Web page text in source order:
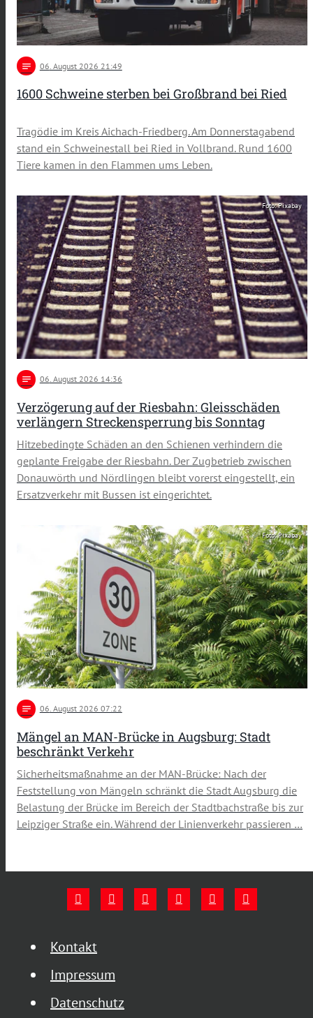
notes 06 . August 2026 21:49
1600 Schweine sterben bei Großbrand bei Ried
Tragödie im Kreis Aichach-Friedberg. Am Donnerstagabend
stand ein Schweinestall bei Ried in Vollbrand. Rund 1600
Tiere kamen in den Flammen ums Leben.
Foto: Pixabay
notes 06. August 2026 14:36
Verzögerung auf der Riesbahn: Gleisschäden
verlängern Streckensperrung bis Sonntag
Hitzebedingte Schäden an den Schienen verhindern die
geplante Freigabe der Riesbahn. Der Zugbetrieb zwischen
Donauwörth und Nördlingen bleibt vorerst eingestellt, ein
Ersatzverkehr mit Bussen ist eingerichtet.
Foto: Pixabay
notes 06. August 2026 07:22
Mängel an MAN-Brücke in Augsburg: Stadt
beschränkt Verkehr
Sicherheitsmaßnahme an der MAN-Brücke: Nach der
Feststellung von Mängeln schränkt die Stadt Augsburg die
Belastung der Brücke im Bereich der Stadtbachstraße bis zur
Leipziger Straße ein. Während der Linienverkehr passieren …
Kontakt
Impressum
Datenschutz